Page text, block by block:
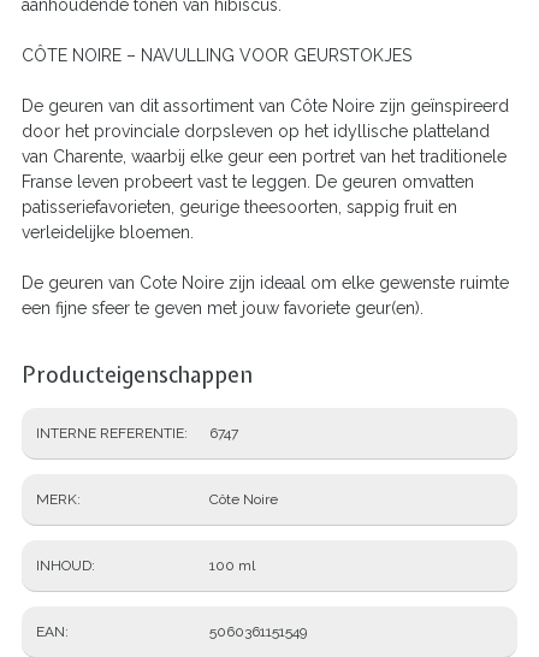
aanhoudende tonen van hibiscus.
CÔTE NOIRE – NAVULLING VOOR GEURSTOKJES
De geuren van dit assortiment van Côte Noire zijn geïnspireerd
door het provinciale dorpsleven op het idyllische platteland
van Charente, waarbij elke geur een portret van het traditionele
Franse leven probeert vast te leggen. De geuren omvatten
patisseriefavorieten, geurige theesoorten, sappig fruit en
verleidelijke bloemen.
De geuren van Cote Noire zijn ideaal om elke gewenste ruimte
een fijne sfeer te geven met jouw favoriete geur(en).
Producteigenschappen
INTERNE REFERENTIE 6747
MERK Côte Noire
INHOUD 100 ml
EAN 5060361151549